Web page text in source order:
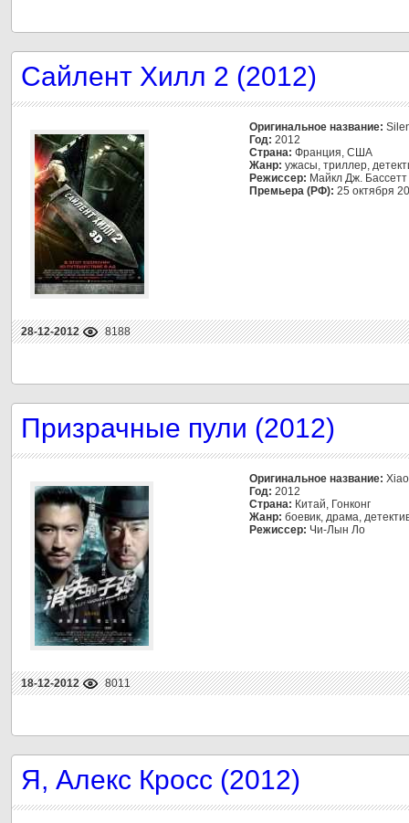
Сайлент Хилл 2 (2012)
Оригинальное название:
Год: 2012
Страна: Франция, США
Жанр: ужасы, триллер,
Режиссер: Майкл Дж. Бассетт
Премьера (РФ): 25 октября
28-12-2012 8188
Призрачные пули (2012)
Оригинальное название:
Год: 2012
Страна: Китай, Гонконг
Жанр: боевик, драма,
Режиссер: Чи-Лын Ло
18-12-2012 8011
Я, Алекс Кросс (2012)